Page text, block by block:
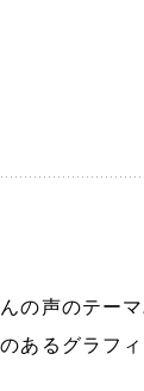
の声のテー
あるグラフ